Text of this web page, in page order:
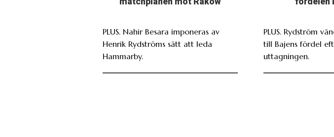
PLUS. Nahir Besara imponeras av
Henrik Rydströms sätt att leda
Hammarby.
PLUS. Rydström
till Bajens fördel
uttagningen.